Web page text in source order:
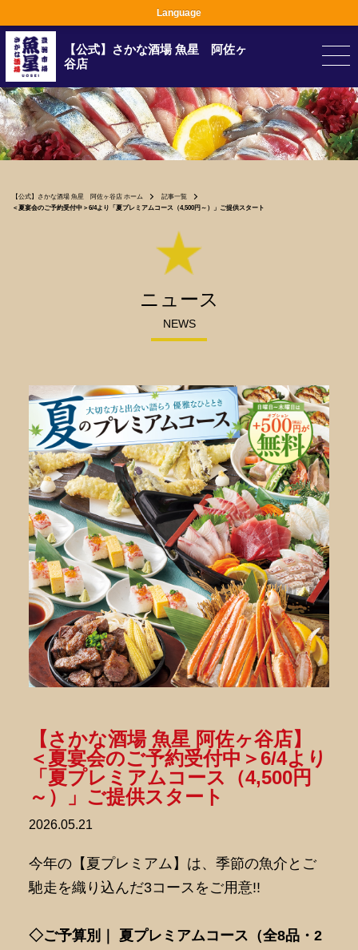
【公式】さかな酒場 魚星 阿佐ヶ
谷店
【公式】さかな酒場 魚星 阿佐ヶ谷店 ホーム
記事一覧
＜夏宴会のご予約受付中＞6/4より「夏プレミアムコース（4,500円～）」ご提供スタート
ニュース
NEWS
2026.05.21
【さかな酒場 魚星 阿佐ヶ谷店】
＜夏宴会のご予約受付中＞6/4より
「夏プレミアムコース（4,500円
～）」ご提供スタート
今年の【夏プレミアム】は、季節の魚介とご
馳走を織り込んだ3コースをご用意!!
◇ご予算別｜ 夏プレミアムコース（全8品・2
Language